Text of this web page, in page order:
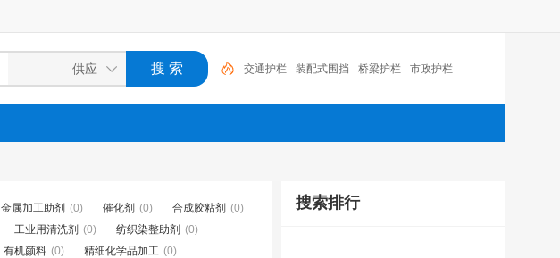
交通护栏 装配式围挡 桥梁护栏 市政护栏
金属加工助剂 (0) 催化剂 (0) 合成胶粘剂 (0)
工业用清洗剂 (0) 纺织染整助剂 (0)
有机颜料 (0) 精细化学品加工 (0)
搜索排行